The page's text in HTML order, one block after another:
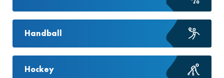
Handball
Hockey